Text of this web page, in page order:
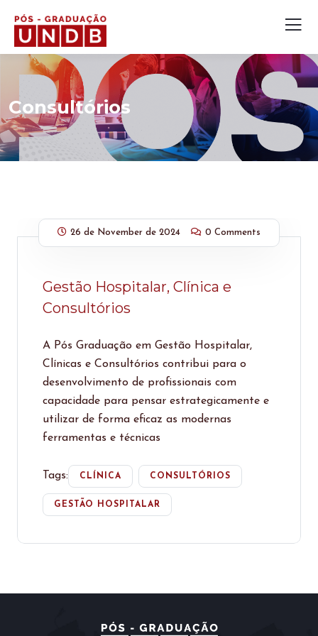
Consultórios
26 de November de 2024 0 Comments
Gestão Hospitalar, Clínica e
Consultórios
A Pós Graduação em Gestão Hospitalar,
Clínicas e Consultórios contribui para o
desenvolvimento de profissionais com
capacidade para pensar estrategicamente e
utilizar de forma eficaz as modernas
ferramentas e técnicas
Tags: CLÍNICA CONSULTÓRIOS
GESTÃO HOSPITALAR